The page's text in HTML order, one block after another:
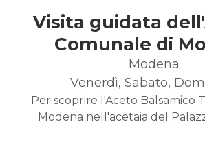
Visita guidata
Comunale di
Modena
Venerdì, Sabato,
Per scoprire l'Aceto Balsamico
Modena nell'acetaia del